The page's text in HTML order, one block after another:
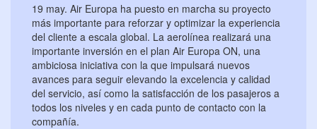
19 may. Air Europa ha puesto en marcha su proyecto
más importante para reforzar y optimizar la experiencia
del cliente a escala global. La aerolínea realizará una
importante inversión en el plan Air Europa ON, una
ambiciosa iniciativa con la que impulsará nuevos
avances para seguir elevando la excelencia y calidad
del servicio, así como la satisfacción de los pasajeros a
todos los niveles y en cada punto de contacto con la
compañía.